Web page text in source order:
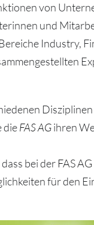
von
und
Industry,
dieFAS AGihren
bei derFAS AG
für den